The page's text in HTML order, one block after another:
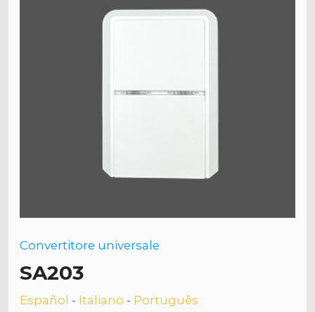
Convertitore universale
SA203
Español - Italiano - Português